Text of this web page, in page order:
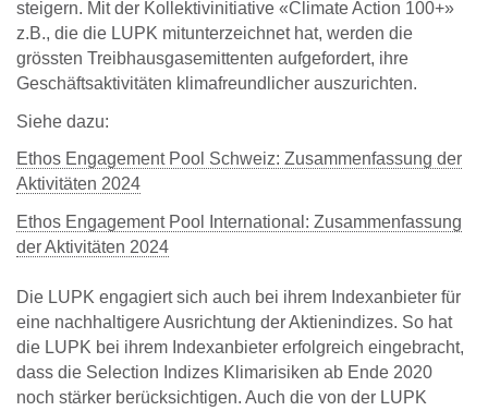
steigern. Mit der Kollektivinitiative «Climate Action 100+»
z.B., die die LUPK mitunterzeichnet hat, werden die
grössten Treibhausgasemittenten aufgefordert, ihre
Geschäftsaktivitäten klimafreundlicher auszurichten.
Siehe dazu:
Ethos Engagement Pool Schweiz: Zusammenfassung der
Aktivitäten 2024
Ethos Engagement Pool International: Zusammenfassung
der Aktivitäten 2024
Die LUPK engagiert sich auch bei ihrem Indexanbieter für
eine nachhaltigere Ausrichtung der Aktienindizes. So hat
die LUPK bei ihrem Indexanbieter erfolgreich eingebracht,
dass die Selection Indizes Klimarisiken ab Ende 2020
noch stärker berücksichtigen. Auch die von der LUPK